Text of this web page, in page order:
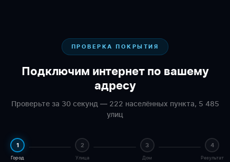
ПРОВЕРКА ПОКРЫТИЯ
Подключим интернет по вашему
адресу
Проверьте за 30 секунд — 222 населённых пункта, 5 485
улиц
1
Город
2
Улица
3
Дом
4
Результат